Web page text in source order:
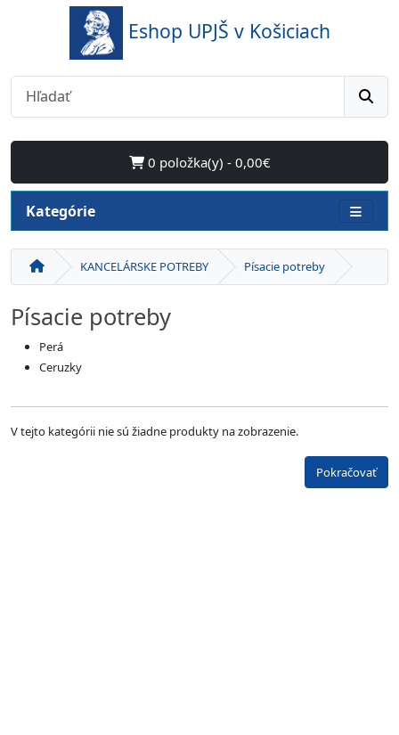
Eshop UPJŠ v Košiciach
0 položka(y) - 0,00€
Kategórie
KANCELÁRSKE POTREBY Písacie potreby
Písacie potreby
Perá
Ceruzky
V tejto kategórii nie sú žiadne produkty na zobrazenie.
Pokračovať